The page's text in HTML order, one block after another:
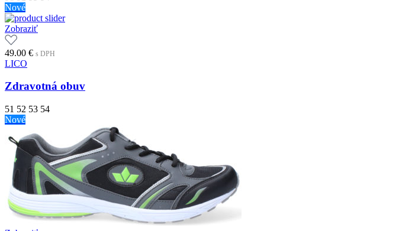
Nové
Zobraziť
49.00 € s DPH
LICO
Zdravotná obuv
51 52 53 54
Nové